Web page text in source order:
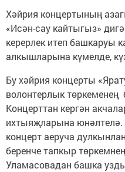
Хәйрия концертының
«Исән-сау кайтыгыз»
керерлек итеп башкаруы
алкышларына күмелде,
Бу хәйрия концерты
волонтерлык төркеменең
Концерттан кергән
ихтыяҗларына юнәлтелә.
концерт аеруча
беренче тапкыр
Уламасовадан башка